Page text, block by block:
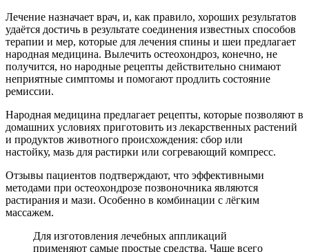
Лечение назначает врач, и, как правило, хороших результатов
удаётся достичь в результате соединения известных способов
терапии и мер, которые для лечения спины и шеи предлагает
народная медицина. Вылечить остеохондроз, конечно, не
получится, но народные рецепты действительно снимают
неприятные симптомы и помогают продлить состояние
ремиссии.
Народная медицина предлагает рецепты, которые позволяют в
домашних условиях приготовить из лекарственных растений
и продуктов животного происхождения: сбор или
настойку, мазь для растирки или согревающий компресс.
Отзывы пациентов подтверждают, что эффективными
методами при остеохондрозе позвоночника являются
растирания и мази. Особенно в комбинации с лёгким
массажем.
Для изготовления лечебных аппликаций
применяют самые простые средства. Чаще всего